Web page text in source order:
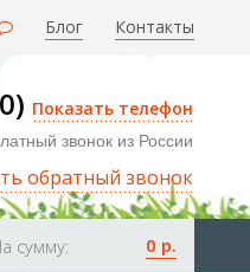
Блог Контакты
Показать телефон
звонок из России
обратный звонок
сумму: 0 р.